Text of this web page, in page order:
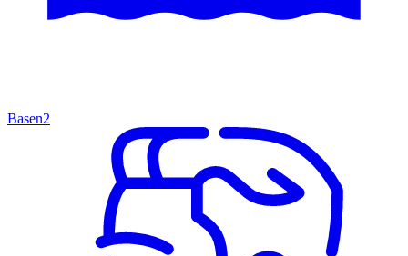
Basen2